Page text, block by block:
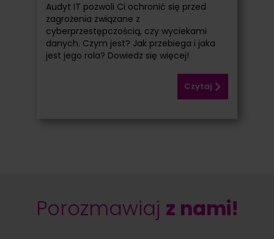
Audyt IT pozwoli Ci ochronić się przed
zagrożenia związane z
cyberprzestępczością, czy wyciekami
danych. Czym jest? Jak przebiega i jaka
jest jego rola? Dowiedz się więcej!
Czytaj
Porozmawiaj z nami!